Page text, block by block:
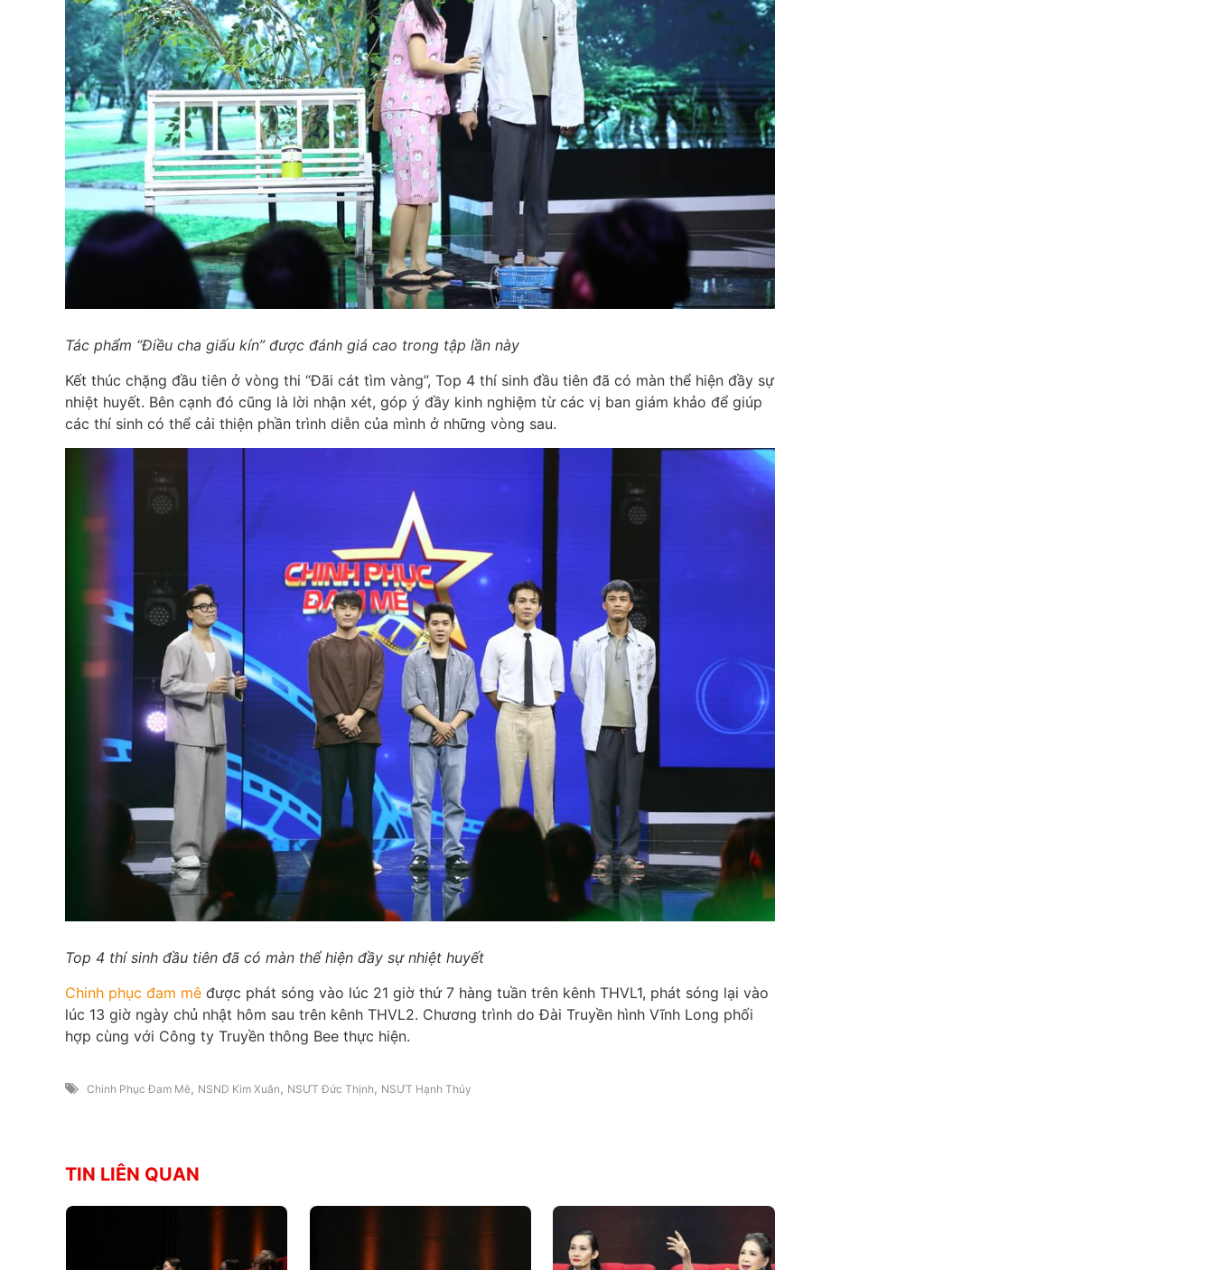
Tác phẩm “Điều cha giấu kín” được đánh giá cao trong tập lần này
Kết thúc chặng đầu tiên ở vòng thi “Đãi cát tìm vàng”, Top 4 thí sinh đầu tiên đã có màn thể hiện đầy sự
nhiệt huyết. Bên cạnh đó cũng là lời nhận xét, góp ý đầy kinh nghiệm từ các vị ban giám khảo để giúp
các thí sinh có thể cải thiện phần trình diễn của mình ở những vòng sau.
Top 4 thí sinh đầu tiên đã có màn thể hiện đầy sự nhiệt huyết
Chinh phục đam mê được phát sóng vào lúc 21 giờ thứ 7 hàng tuần trên kênh THVL1, phát sóng lại vào
lúc 13 giờ ngày chủ nhật hôm sau trên kênh THVL2. Chương trình do Đài Truyền hình Vĩnh Long phối
hợp cùng với Công ty Truyền thông Bee thực hiện.
Chinh Phục Đam Mê, NSND Kim Xuân , NSƯT Đức Thịnh , NSƯT Hạnh Thúy
TIN LIÊN QUAN